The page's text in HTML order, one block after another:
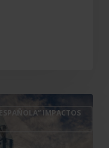
IMPACTOS